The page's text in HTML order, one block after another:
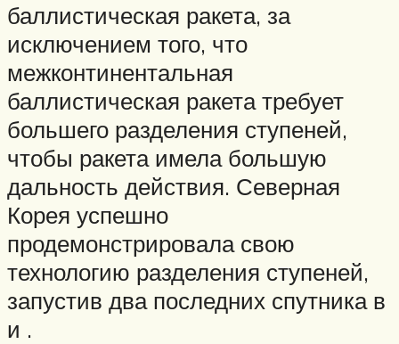
баллистическая ракета, за
исключением того, что
межконтинентальная
баллистическая ракета требует
большего разделения ступеней,
чтобы ракета имела большую
дальность действия. Северная
Корея успешно
продемонстрировала свою
технологию разделения ступеней,
запустив два последних спутника в
и .